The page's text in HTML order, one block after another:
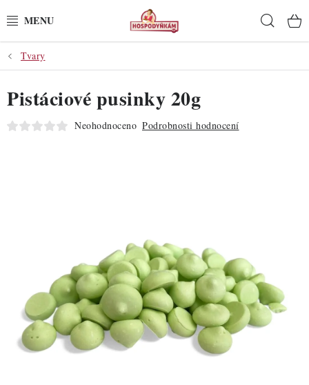
na
POTŘEBY
POMŮCKY
SUROVINY
POCHUTINY
ZDRAVÉ PEČENÍ
DÁRKOVÉ POUKAZY
Tvary
Pistáciové pusinky 20g
Neohodnoceno Podrobnosti hodnocení